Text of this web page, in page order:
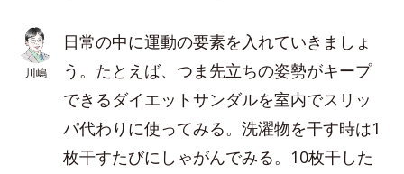
川嶋
日常の中に運動の要素を入れていきましょ
う。たとえば、つま先立ちの姿勢がキープ
できるダイエットサンダルを室内でスリッ
パ代わりに使ってみる。洗濯物を干す時は1
枚干すたびにしゃがんでみる。10枚干した